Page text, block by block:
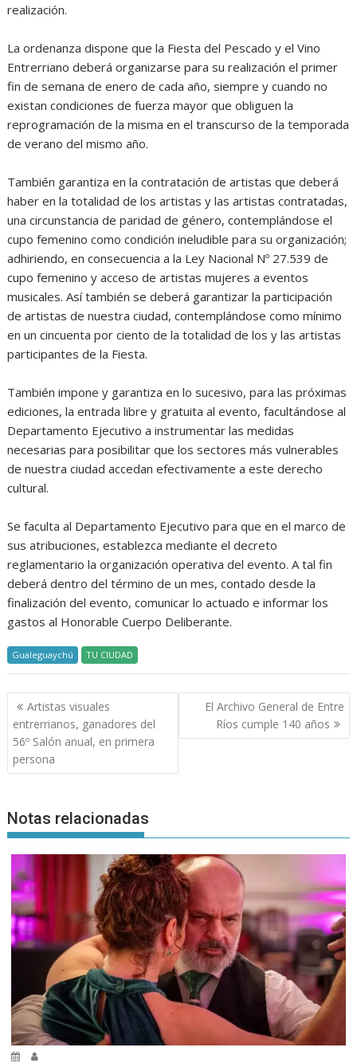
realización.
La ordenanza dispone que la Fiesta del Pescado y el Vino
Entrerriano deberá organizarse para su realización el primer
fin de semana de enero de cada año, siempre y cuando no
existan condiciones de fuerza mayor que obliguen la
reprogramación de la misma en el transcurso de la temporada
de verano del mismo año.
También garantiza en la contratación de artistas que deberá
haber en la totalidad de los artistas y las artistas contratadas,
una circunstancia de paridad de género, contemplándose el
cupo femenino como condición ineludible para su organización;
adhiriendo, en consecuencia a la Ley Nacional Nº 27.539 de
cupo femenino y acceso de artistas mujeres a eventos
musicales. Así también se deberá garantizar la participación
de artistas de nuestra ciudad, contemplándose como mínimo
en un cincuenta por ciento de la totalidad de los y las artistas
participantes de la Fiesta.
También impone y garantiza en lo sucesivo, para las próximas
ediciones, la entrada libre y gratuita al evento, facultándose al
Departamento Ejecutivo a instrumentar las medidas
necesarias para posibilitar que los sectores más vulnerables
de nuestra ciudad accedan efectivamente a este derecho
cultural.
Se faculta al Departamento Ejecutivo para que en el marco de
sus atribuciones, establezca mediante el decreto
reglamentario la organización operativa del evento. A tal fin
deberá dentro del término de un mes, contado desde la
finalización del evento, comunicar lo actuado e informar los
gastos al Honorable Cuerpo Deliberante.
Gualeguaychú TU CIUDAD
Navegación
de
entradas
Artistas visuales
entrerrianos, ganadores del
56º Salón anual, en primera
persona
El Archivo General de Entre
Ríos cumple 140 años
Notas relacionadas